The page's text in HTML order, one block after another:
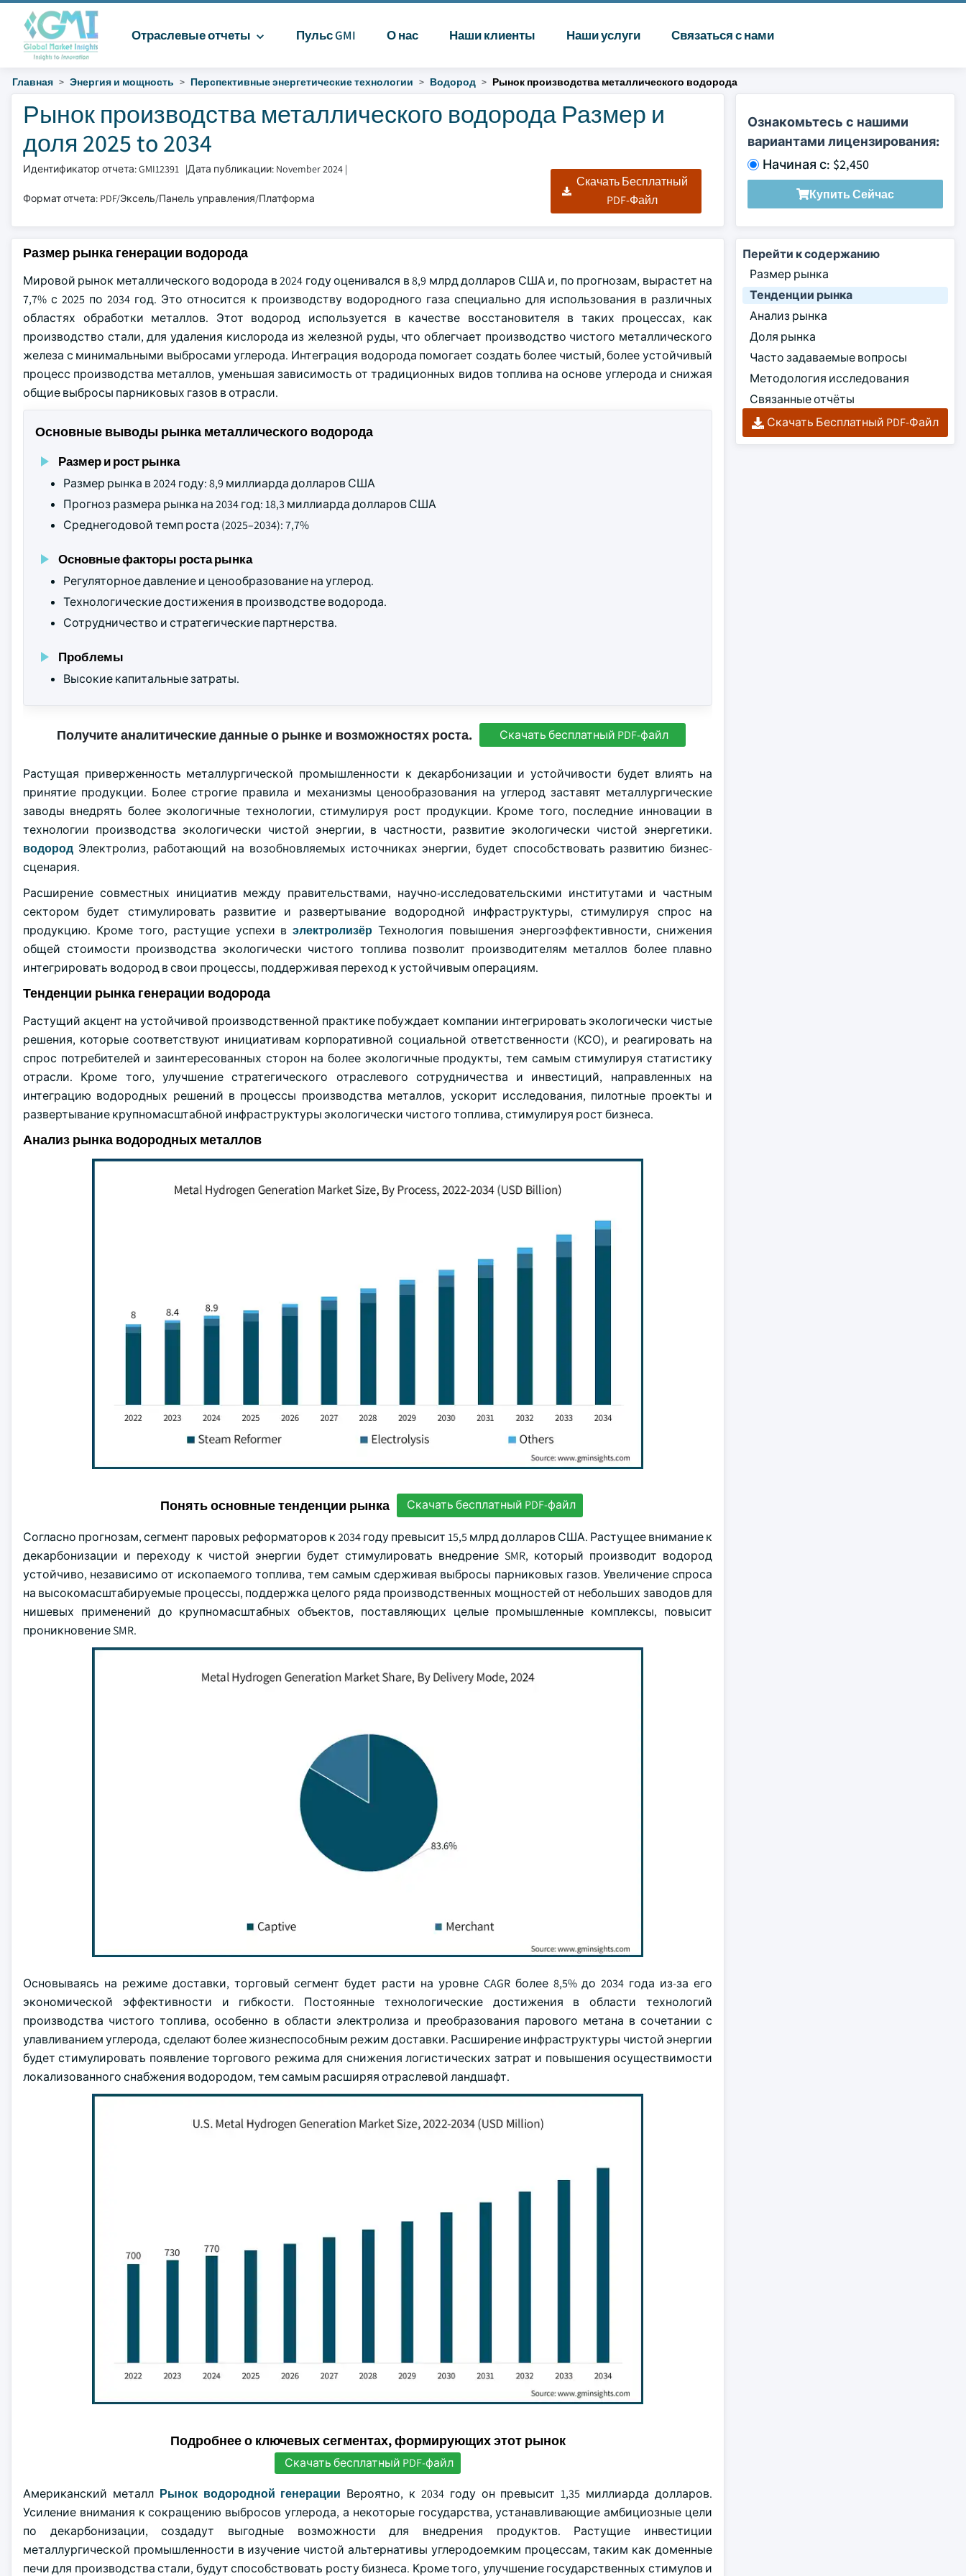
Отраслевые отчеты Пульс GMI О нас Наши клиенты Наши услуги Связаться с нами
Главная Энергия и мощность Перспективные энергетические технологии Водород Рынок производства металлического водорода
Рынок производства металлического водорода Размер и
доля 2025 to 2034
Идентификатор отчета: GMI12391 |Дата публикации: November 2024 |
Формат отчета: PDF/Эксель/Панель управления/Платформа
Скачать Бесплатный
PDF-Файл
Ознакомьтесь с нашими
вариантами лицензирования:
Начиная с: $2,450
Купить Сейчас
Размер рынка генерации водорода
Мировой рынок металлического водорода в 2024 году оценивался в 8,9 млрд долларов США и, по прогнозам, вырастет на
7,7% с 2025 по 2034 год. Это относится к производству водородного газа специально для использования в различных
областях обработки металлов. Этот водород используется в качестве восстановителя в таких процессах, как
производство стали, для удаления кислорода из железной руды, что облегчает производство чистого металлического
железа с минимальными выбросами углерода. Интеграция водорода помогает создать более чистый, более устойчивый
процесс производства металлов, уменьшая зависимость от традиционных видов топлива на основе углерода и снижая
общие выбросы парниковых газов в отрасли.
Основные выводы рынка металлического водорода
Размер и рост рынка
Размер рынка в 2024 году: 8,9 миллиарда долларов США
Прогноз размера рынка на 2034 год: 18,3 миллиарда долларов США
Среднегодовой темп роста (2025–2034): 7,7%
Основные факторы роста рынка
Регуляторное давление и ценообразование на углерод.
Технологические достижения в производстве водорода.
Сотрудничество и стратегические партнерства.
Проблемы
Высокие капитальные затраты.
Получите аналитические данные о рынке и возможностях роста. Скачать бесплатный PDF-файл
Растущая приверженность металлургической промышленности к декарбонизации и устойчивости будет влиять на
принятие продукции. Более строгие правила и механизмы ценообразования на углерод заставят металлургические
заводы внедрять более экологичные технологии, стимулируя рост продукции. Кроме того, последние инновации в
технологии производства экологически чистой энергии, в частности, развитие экологически чистой энергетики.
водород Электролиз, работающий на возобновляемых источниках энергии, будет способствовать развитию бизнес-
сценария.
Расширение совместных инициатив между правительствами, научно-исследовательскими институтами и частным
сектором будет стимулировать развитие и развертывание водородной инфраструктуры, стимулируя спрос на
продукцию. Кроме того, растущие успехи вэлектролизёр Технология повышения энергоэффективности, снижения
общей стоимости производства экологически чистого топлива позволит производителям металлов более плавно
интегрировать водород в свои процессы, поддерживая переход к устойчивым операциям.
Тенденции рынка генерации водорода
Растущий акцент на устойчивой производственной практике побуждает компании интегрировать экологически чистые
решения, которые соответствуют инициативам корпоративной социальной ответственности (КСО), и реагировать на
спрос потребителей и заинтересованных сторон на более экологичные продукты, тем самым стимулируя статистику
отрасли. Кроме того, улучшение стратегического отраслевого сотрудничества и инвестиций, направленных на
интеграцию водородных решений в процессы производства металлов, ускорит исследования, пилотные проекты и
развертывание крупномасштабной инфраструктуры экологически чистого топлива, стимулируя рост бизнеса.
Анализ рынка водородных металлов
Понять основные тенденции рынка Скачать бесплатный PDF-файл
Согласно прогнозам, сегмент паровых реформаторов к 2034 году превысит 15,5 млрд долларов США. Растущее внимание к
декарбонизации и переходу к чистой энергии будет стимулировать внедрение SMR, который производит водород
устойчиво, независимо от ископаемого топлива, тем самым сдерживая выбросы парниковых газов. Увеличение спроса
на высокомасштабируемые процессы, поддержка целого ряда производственных мощностей от небольших заводов для
нишевых применений до крупномасштабных объектов, поставляющих целые промышленные комплексы, повысит
проникновение SMR.
Основываясь на режиме доставки, торговый сегмент будет расти на уровне CAGR более 8,5% до 2034 года из-за его
экономической эффективности и гибкости. Постоянные технологические достижения в области технологий
производства чистого топлива, особенно в области электролиза и преобразования парового метана в сочетании с
улавливанием углерода, сделают более жизнеспособным режим доставки. Расширение инфраструктуры чистой энергии
будет стимулировать появление торгового режима для снижения логистических затрат и повышения осуществимости
локализованного снабжения водородом, тем самым расширяя отраслевой ландшафт.
Подробнее о ключевых сегментах, формирующих этот рынок
Скачать бесплатный PDF-файл
Американский металл Рынок водородной генерации Вероятно, к 2034 году он превысит 1,35 миллиарда долларов.
Усиление внимания к сокращению выбросов углерода, а некоторые государства, устанавливающие амбициозные цели
по декарбонизации, создадут выгодные возможности для внедрения продуктов. Растущие инвестиции
металлургической промышленности в изучение чистой альтернативы углеродоемким процессам, таким как доменные
печи для производства стали, будут способствовать росту бизнеса. Кроме того, улучшение государственных стимулов и
Перейти к содержанию
Размер рынка
Тенденции рынка
Анализ рынка
Доля рынка
Часто задаваемые вопросы
Методология исследования
Связанные отчёты
Скачать Бесплатный PDF-Файл